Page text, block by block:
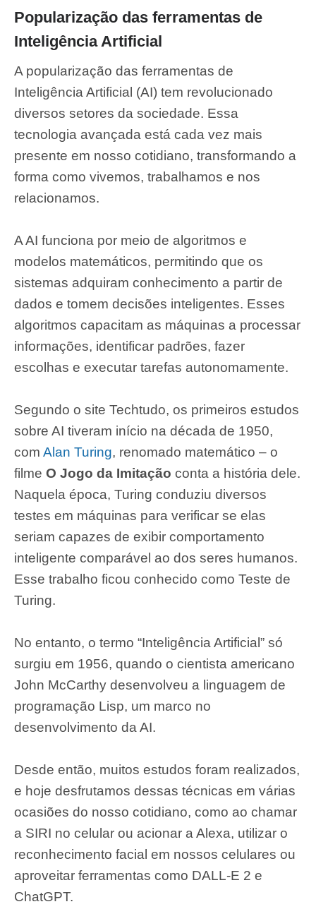
Popularização das ferramentas de
Inteligência Artificial
A popularização das ferramentas de
Inteligência Artificial (AI) tem revolucionado
diversos setores da sociedade. Essa
tecnologia avançada está cada vez mais
presente em nosso cotidiano, transformando a
forma como vivemos, trabalhamos e nos
relacionamos.
A AI funciona por meio de algoritmos e
modelos matemáticos, permitindo que os
sistemas adquiram conhecimento a partir de
dados e tomem decisões inteligentes. Esses
algoritmos capacitam as máquinas a processar
informações, identificar padrões, fazer
escolhas e executar tarefas autonomamente.
Segundo o site Techtudo, os primeiros estudos
sobre AI tiveram início na década de 1950,
com Alan Turing, renomado matemático – o
filme O Jogo da Imitação conta a história dele.
Naquela época, Turing conduziu diversos
testes em máquinas para verificar se elas
seriam capazes de exibir comportamento
inteligente comparável ao dos seres humanos.
Esse trabalho ficou conhecido como Teste de
Turing.
No entanto, o termo “Inteligência Artificial” só
surgiu em 1956, quando o cientista americano
John McCarthy desenvolveu a linguagem de
programação Lisp, um marco no
desenvolvimento da AI.
Desde então, muitos estudos foram realizados,
e hoje desfrutamos dessas técnicas em várias
ocasiões do nosso cotidiano, como ao chamar
a SIRI no celular ou acionar a Alexa, utilizar o
reconhecimento facial em nossos celulares ou
aproveitar ferramentas como DALL-E 2 e
ChatGPT.